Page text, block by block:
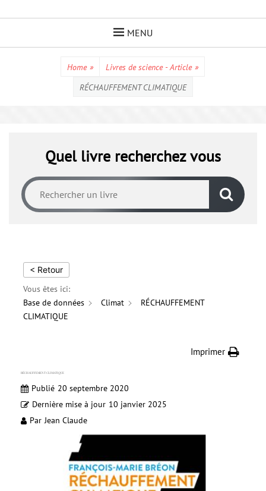
MENU
Home » Livres de science - Article »
RÉCHAUFFEMENT CLIMATIQUE
Quel livre recherchez vous
< Retour
Vous êtes ici:
Base de données
Climat
RÉCHAUFFEMENT
CLIMATIQUE
Imprimer
RÉCHAUFFEMENT CLIMATIQUE
Publié 20 septembre 2020
Dernière mise à jour 10 janvier 2025
Par Jean Claude